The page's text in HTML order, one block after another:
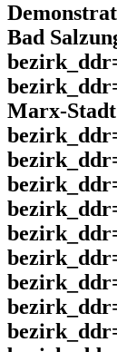
Bad
Marx-